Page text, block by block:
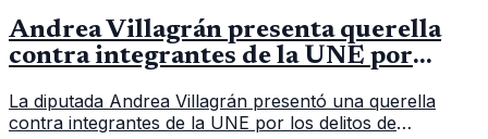
Andrea Villagrán presenta querella
contra integrantes de la UNE por
La diputada Andrea Villagrán presentó una querella
contra integrantes de la UNE por los delitos de